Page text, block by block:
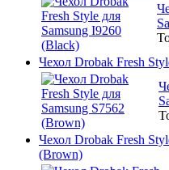
Чехол Drobak Fresh
Чехол Drobak Fresh
(Brown)